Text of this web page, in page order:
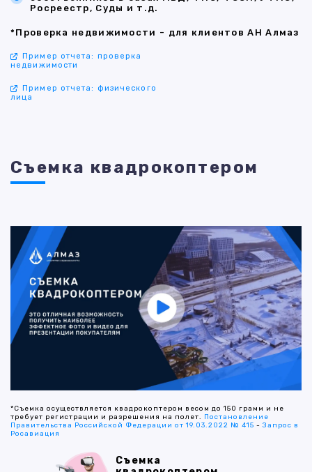
Росреестр, Суды и т.д.
*Проверка недвижимости - для клиентов АН Алмаз
Пример отчета: проверка
недвижимости
Пример отчета: физического
лица
Съемка квадрокоптером
*Съемка осуществляется квадрокоптером весом до 150 грамм и не
требует регистрации и разрешения на полет. Постановление
Правительства Российской Федерации от 19.03.2022 № 415 -Запрос в
Росавиация
Съемка